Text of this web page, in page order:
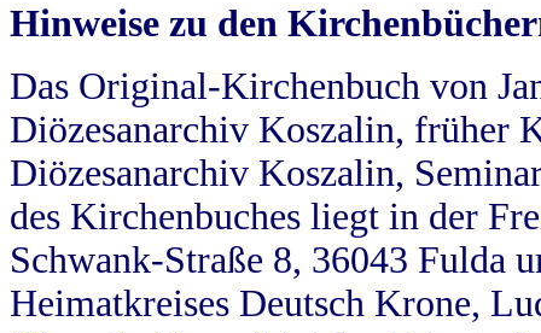
Hinweise zu den
Das Original-Kirchenbuch von
Diözesanarchiv Koszalin, früher
Diözesanarchiv Koszalin,
des Kirchenbuches liegt in der
Schwank-Straße 8, 36043 Fulda
Heimatkreises Deutsch Krone,